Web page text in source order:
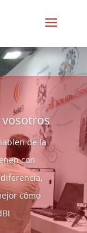
de la
con
cómo